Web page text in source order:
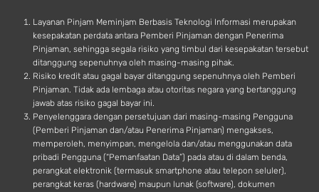
d
Layanan Pinjam Meminjam Berbasis Teknologi Informasi merupakan
kesepakatan perdata antara Pemberi Pinjaman dengan Penerima
Pinjaman, sehingga segala risiko yang timbul dari kesepakatan tersebut
ditanggung sepenuhnya oleh masing-masing pihak.
Risiko kredit atau gagal bayar ditanggung sepenuhnya oleh Pemberi
Pinjaman. Tidak ada lembaga atau otoritas negara yang bertanggung
jawab atas risiko gagal bayar ini.
Penyelenggara dengan persetujuan dari masing-masing Pengguna
(Pemberi Pinjaman dan/atau Penerima Pinjaman) mengakses,
memperoleh, menyimpan, mengelola dan/atau menggunakan data
pribadi Pengguna (“Pemanfaatan Data”) pada atau di dalam benda,
perangkat elektronik (termasuk smartphone atau telepon seluler),
perangkat keras (hardware) maupun lunak (software), dokumen